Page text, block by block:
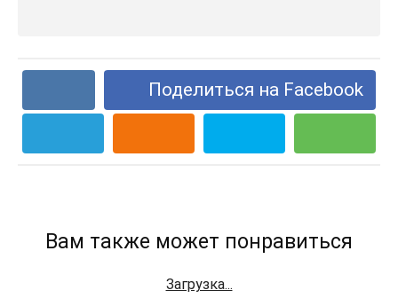
Поделиться на Facebook
Вам также может понравиться
Загрузка...